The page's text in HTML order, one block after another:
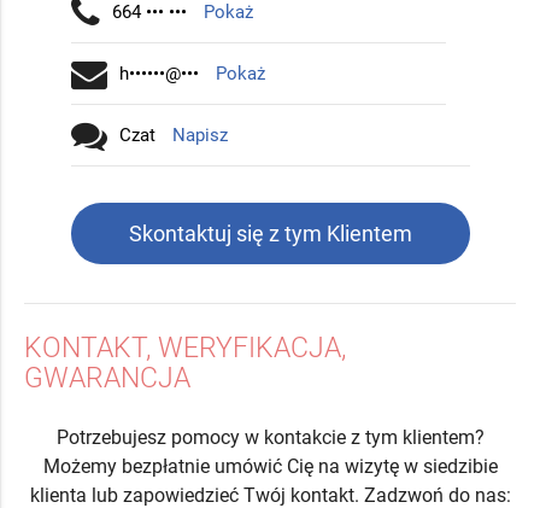
664 ••• ••• Pokaż
h••••••@••• Pokaż
Czat Napisz
Skontaktuj się z tym Klientem
KONTAKT, WERYFIKACJA,
GWARANCJA
Potrzebujesz pomocy w kontakcie z tym klientem?
Możemy bezpłatnie umówić Cię na wizytę w siedzibie
klienta lub zapowiedzieć Twój kontakt. Zadzwoń do nas: